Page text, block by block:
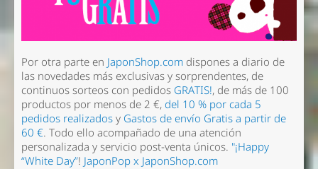
Por otra parte en JaponShop.comdispones a diario de
las novedades más exclusivas y sorprendentes, de
continuos sorteos con pedidos GRATIS!, de más de 100
productos por menos de 2 €, del 10 % por cada 5
pedidos realizadosy Gastos de envío Gratis a partir de
60 €. Todo ello acompañado de una atención
personalizada y servicio post-venta únicos. "¡Happy
“White Day”! JaponPop x JaponShop.com